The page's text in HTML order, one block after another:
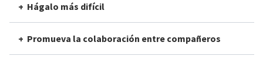
Hágalo más difícil
Promueva la colaboración entre compañeros